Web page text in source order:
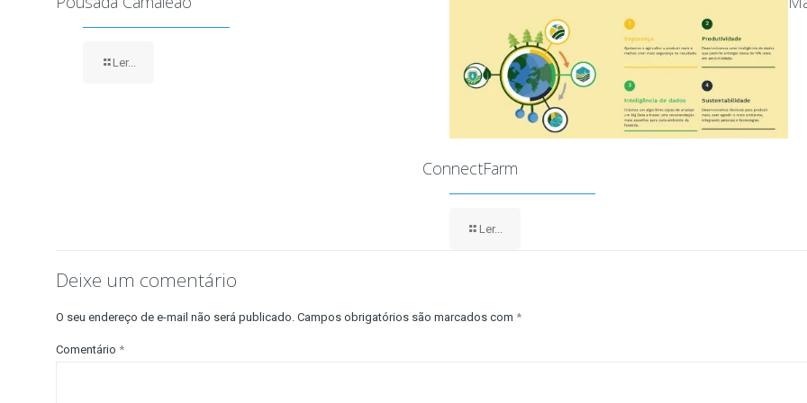
Ler...
ConnectFarm
Ler...
Deixe um comentário
O seu endereço de e-mail não será publicado. Campos obrigatórios são marcados com *
Comentário *